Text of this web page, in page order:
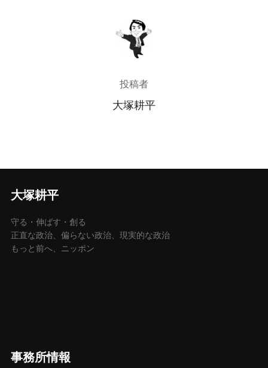
投稿者
投稿者
大塚耕平
大塚耕平
守る・伸ばす・創る
正直な政治、偏らない政治、現実的な政治
もっと前へ、ニッポン
事務所情報